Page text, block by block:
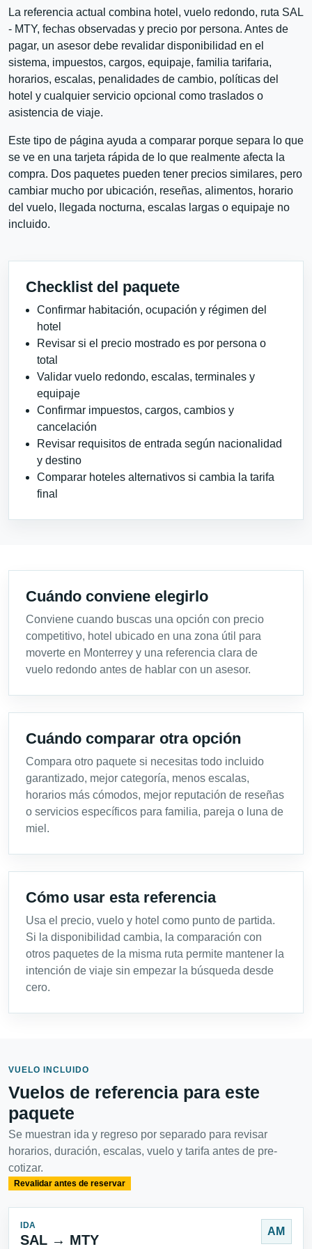
La referencia actual combina hotel, vuelo redondo, ruta SAL
- MTY, fechas observadas y precio por persona. Antes de
pagar, un asesor debe revalidar disponibilidad en el
sistema, impuestos, cargos, equipaje, familia tarifaria,
horarios, escalas, penalidades de cambio, políticas del
hotel y cualquier servicio opcional como traslados o
asistencia de viaje.
Este tipo de página ayuda a comparar porque separa lo que
se ve en una tarjeta rápida de lo que realmente afecta la
compra. Dos paquetes pueden tener precios similares, pero
cambiar mucho por ubicación, reseñas, alimentos, horario
del vuelo, llegada nocturna, escalas largas o equipaje no
incluido.
Checklist del paquete
Confirmar habitación, ocupación y régimen del
hotel
Revisar si el precio mostrado es por persona o
total
Validar vuelo redondo, escalas, terminales y
equipaje
Confirmar impuestos, cargos, cambios y
cancelación
Revisar requisitos de entrada según nacionalidad
y destino
Comparar hoteles alternativos si cambia la tarifa
final
Cuándo conviene elegirlo
Conviene cuando buscas una opción con precio
competitivo, hotel ubicado en una zona útil para
moverte en Monterrey y una referencia clara de
vuelo redondo antes de hablar con un asesor.
Cuándo comparar otra opción
Compara otro paquete si necesitas todo incluido
garantizado, mejor categoría, menos escalas,
horarios más cómodos, mejor reputación de reseñas
o servicios específicos para familia, pareja o luna de
miel.
Cómo usar esta referencia
Usa el precio, vuelo y hotel como punto de partida.
Si la disponibilidad cambia, la comparación con
otros paquetes de la misma ruta permite mantener la
intención de viaje sin empezar la búsqueda desde
cero.
VUELO INCLUIDO
Vuelos de referencia para este
paquete
Se muestran ida y regreso por separado para revisar
horarios, duración, escalas, vuelo y tarifa antes de pre-
cotizar.
Revalidar antes de reservar
IDA
SAL → MTY
AM